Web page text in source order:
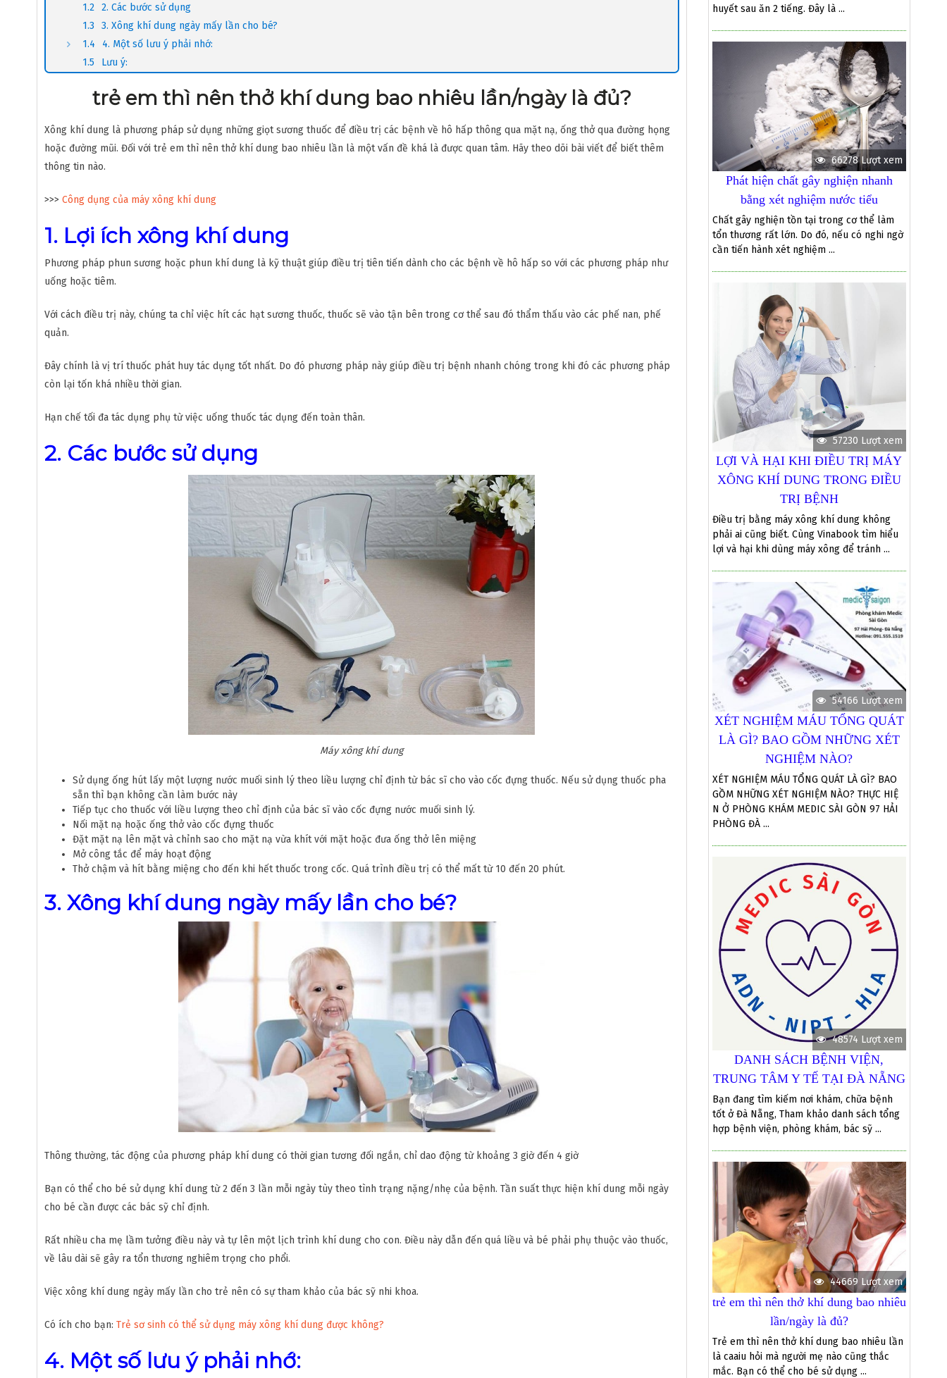
2. Các bước sử dụng
3. Xông khí dung ngày mấy lần cho bé?
4. Một số lưu ý phải nhớ:
Lưu ý:
trẻ em thì nên thở khí dung bao nhiêu lần/ngày là đủ?
Xông khí dung là phương pháp sử dụng những giọt sương thuốc để điều trị các bệnh về hô hấp thông qua mặt nạ, ống thở qua đường họng
hoặc đường mũi. Đối với trẻ em thì nên thở khí dung bao nhiêu lần là một vấn đề khá là được quan tâm. Hãy theo dõi bài viết để biết thêm
thông tin nào.
>>> Công dụng của máy xông khí dung
1. Lợi ích xông khí dung
Phương pháp phun sương hoặc phun khí dung là kỹ thuật giúp điều trị tiên tiến dành cho các bệnh về hô hấp so với các phương pháp như
uống hoặc tiêm.
Với cách điều trị này, chúng ta chỉ việc hít các hạt sương thuốc, thuốc sẽ vào tận bên trong cơ thể sau đó thẩm thấu vào các phế nan, phế
quản.
Đây chính là vị trí thuốc phát huy tác dụng tốt nhất. Do đó phương pháp này giúp điều trị bệnh nhanh chóng trong khi đó các phương pháp
còn lại tốn khá nhiều thời gian.
Hạn chế tối đa tác dụng phụ từ việc uống thuốc tác dụng đến toàn thân.
2. Các bước sử dụng
Máy xông khí dung
Sử dụng ống hút lấy một lượng nước muối sinh lý theo liều lượng chỉ định từ bác sĩ cho vào cốc đựng thuốc. Nếu sử dụng thuốc pha
sẵn thì bạn không cần làm bước này
Tiếp tục cho thuốc với liều lượng theo chỉ định của bác sĩ vào cốc đựng nước muối sinh lý.
Nối mặt nạ hoặc ống thở vào cốc đựng thuốc
Đặt mặt nạ lên mặt và chỉnh sao cho mặt nạ vừa khít với mặt hoặc đưa ống thở lên miệng
Mở công tắc để máy hoạt động
Thở chậm và hít bằng miệng cho đến khi hết thuốc trong cốc. Quá trình điều trị có thể mất từ 10 đến 20 phút.
3. Xông khí dung ngày mấy lần cho bé?
Thông thường, tác động của phương pháp khí dung có thời gian tương đối ngắn, chỉ dao động từ khoảng 3 giờ đến 4 giờ
Bạn có thể cho bé sử dụng khí dung từ 2 đến 3 lần mỗi ngày tùy theo tình trạng nặng/nhẹ của bệnh. Tần suất thực hiện khí dung mỗi ngày
cho bé cần được các bác sỹ chỉ định.
Rất nhiều cha mẹ lầm tưởng điều này và tự lên một lịch trình khí dung cho con. Điều này dẫn đến quá liều và bé phải phụ thuộc vào thuốc,
về lâu dài sẽ gây ra tổn thương nghiêm trọng cho phổi.
Việc xông khí dung ngày mấy lần cho trẻ nên có sự tham khảo của bác sỹ nhi khoa.
Có ích cho bạn: Trẻ sơ sinh có thể sử dụng máy xông khí dung được không?
4. Một số lưu ý phải nhớ:
huyết sau ăn 2 tiếng. Đây là ...
66278 Lượt xem
Phát hiện chất gây nghiện nhanh
bằng xét nghiệm nước tiểu
Chất gây nghiện tồn tại trong cơ thể làm
tổn thương rất lớn. Do đó, nếu có nghi ngờ
cần tiến hành xét nghiệm ...
57230 Lượt xem
LỢI VÀ HẠI KHI ĐIỀU TRỊ MÁY
XÔNG KHÍ DUNG TRONG ĐIỀU
TRỊ BỆNH
Điều trị bằng máy xông khí dung không
phải ai cũng biết. Cùng Vinabook tìm hiểu
lợi và hại khi dùng máy xông để tránh ...
54166 Lượt xem
XÉT NGHIỆM MÁU TỔNG QUÁT
LÀ GÌ? BAO GỒM NHỮNG XÉT
NGHIỆM NÀO?
XÉT NGHIỆM MÁU TỔNG QUÁT LÀ GÌ? BAO
GỒM NHỮNG XÉT NGHIỆM NÀO? THỰC HIỆ
N Ở PHÒNG KHÁM MEDIC SÀI GÒN 97 HẢI
PHÒNG ĐÀ ...
48574 Lượt xem
DANH SÁCH BỆNH VIỆN,
TRUNG TÂM Y TẾ TẠI ĐÀ NẴNG
Bạn đang tìm kiếm nơi khám, chữa bệnh
tốt ở Đà Nẵng, Tham khảo danh sách tổng
hợp bệnh viện, phòng khám, bác sỹ ...
44669 Lượt xem
trẻ em thì nên thở khí dung bao nhiêu
lần/ngày là đủ?
Trẻ em thì nên thở khí dung bao nhiêu lần
là caaiu hỏi mà người mẹ nào cũng thắc
mắc. Bạn có thể cho bé sử dụng ...